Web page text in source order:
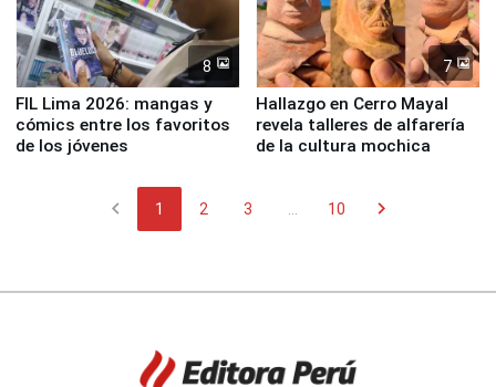
8
FIL Lima 2026: mangas y
cómics entre los favoritos
de los jóvenes
7
Hallazgo en Cerro Mayal
revela talleres de alfarería
de la cultura mochica
chevron_left 1 2 3 10 chevron_right